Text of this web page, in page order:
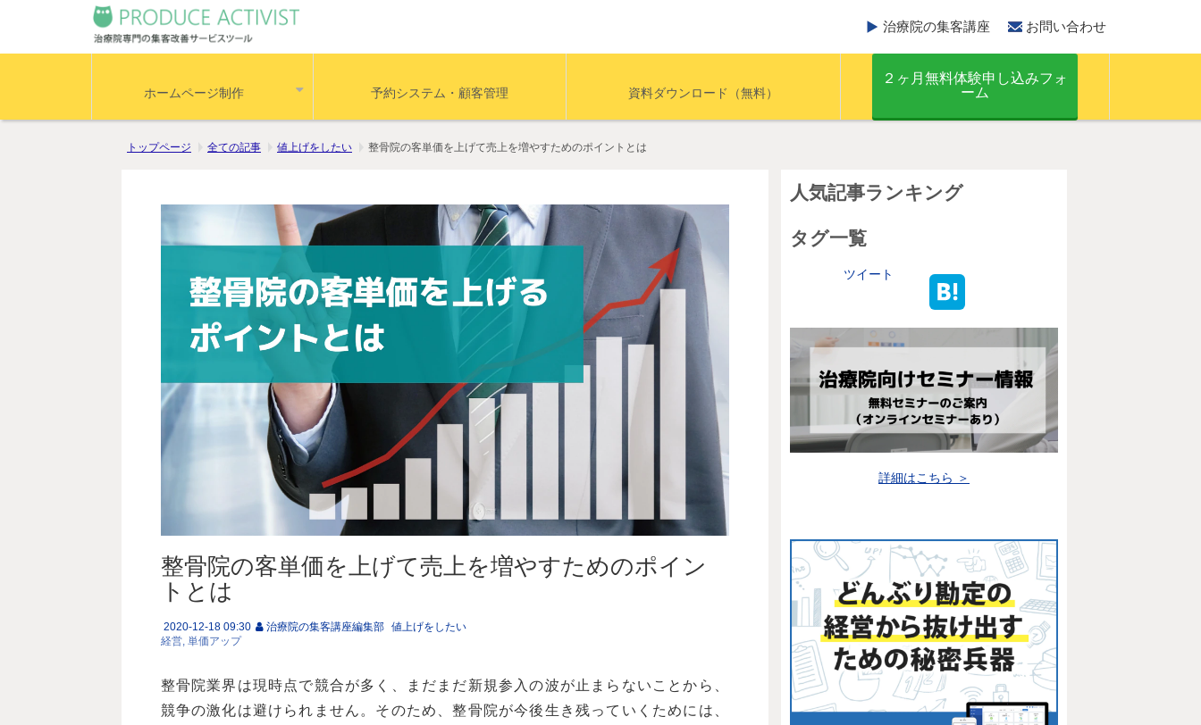
治療院の集客講座 お問い合わせ
ホームページ制作 予約システム・顧客管理 資料ダウンロード（無料）
２ヶ月無料体験申し込みフォ
ーム
トップページ 全ての記事 値上げをしたい 整骨院の客単価を上げて売上を増やすためのポイントとは
整骨院の客単価を上げて売上を増やすためのポイン
トとは
2020-12-18 09:30 治療院の集客講座編集部 値上げをしたい
経営 単価アップ
整骨院業界は現時点で競合が多く、まだまだ新規参入の波が止まらないことから、
競争の激化は避けられません。そのため、整骨院が今後生き残っていくためには、
人気記事ランキング
タグ一覧
ツイート
詳細はこちら ＞